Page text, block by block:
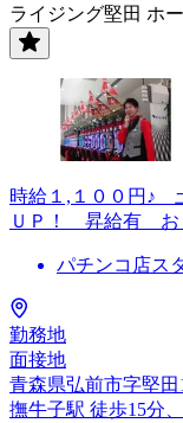
ライジング堅田 ホ
時給１,１００円♪
ＵＰ！ 昇給有 お
パチンコ店ス
勤務地
面接地
青森県弘前市字堅田
撫牛子駅 徒歩15分